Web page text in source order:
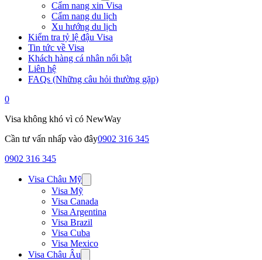
Cẩm nang xin Visa
Cẩm nang du lịch
Xu hướng du lịch
Kiểm tra tỷ lệ đậu Visa
Tin tức về Visa
Khách hàng cá nhân nổi bật
Liên hệ
FAQs (Những câu hỏi thường gặp)
0
Visa không khó vì có NewWay
Cần tư vấn nhấp vào đây0902 316 345
0902 316 345
Visa Châu Mỹ
Visa Mỹ
Visa Canada
Visa Argentina
Visa Brazil
Visa Cuba
Visa Mexico
Visa Châu Âu